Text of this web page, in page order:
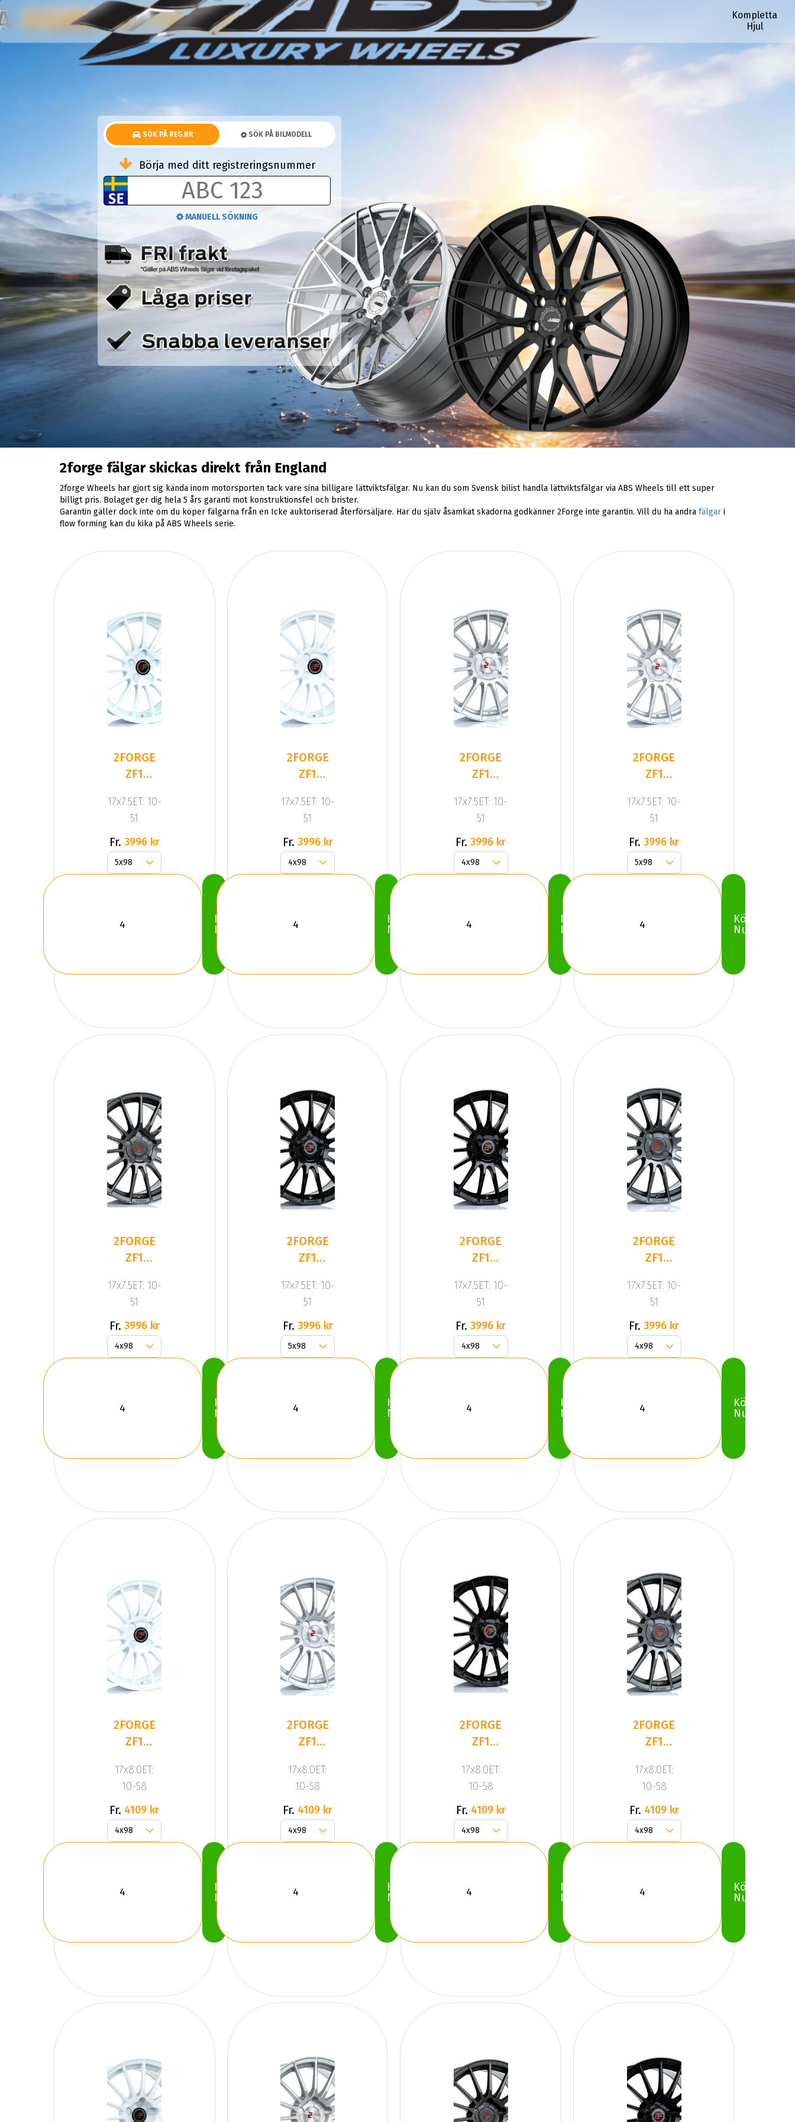
Kompletta
Hjul
KOMPLETTA HJUL
SÖK PÅ REG.NR SÖK PÅ BILMODELL
Börja med ditt registreringsnummer
MANUELL SÖKNING
2forge fälgar skickas direkt från England
2forge Wheels har gjort sig kända inom motorsporten tack vare sina billigare lättviktsfälgar. Nu kan du som Svensk bilist handla lättviktsfälgar via ABS Wheels till ett super
billigt pris. Bolaget ger dig hela 5 års garanti mot konstruktionsfel och brister.
Garantin gäller dock inte om du köper fälgarna från en Icke auktoriserad återförsäljare. Har du själv åsamkat skadorna godkänner 2Forge inte garantin. Vill du ha andra fälgari
flow forming kan du kika på ABS Wheels serie.
2FORGE
ZF1
17x7.5ET: 10-
51
Fr. 3996 kr
Köp
Nu
2FORGE
ZF1
17x7.5ET: 10-
51
Fr. 3996 kr
Köp
Nu
2FORGE
ZF1
17x7.5ET: 10-
51
Fr. 3996 kr
Köp
Nu
2FORGE
ZF1
17x7.5ET: 10-
51
Fr. 3996 kr
Köp
Nu
2FORGE
ZF1
GUNMETAL
17x7.5ET: 10-
51
Fr. 3996 kr
Köp
Nu
2FORGE
ZF1
BLACK
17x7.5ET: 10-
51
Fr. 3996 kr
Köp
Nu
2FORGE
ZF1
BLACK
17x7.5ET: 10-
51
Fr. 3996 kr
Köp
Nu
2FORGE
ZF1
GUNMETAL
17x7.5ET: 10-
51
Fr. 3996 kr
Köp
Nu
2FORGE
ZF1
17x8.0ET:
10-58
Fr. 4109 kr
Köp
Nu
2FORGE
ZF1
17x8.0ET:
10-58
Fr. 4109 kr
Köp
Nu
2FORGE
ZF1
BLACK
17x8.0ET:
10-58
Fr. 4109 kr
Köp
Nu
2FORGE
ZF1
GUNMETAL
17x8.0ET:
10-58
Fr. 4109 kr
Köp
Nu